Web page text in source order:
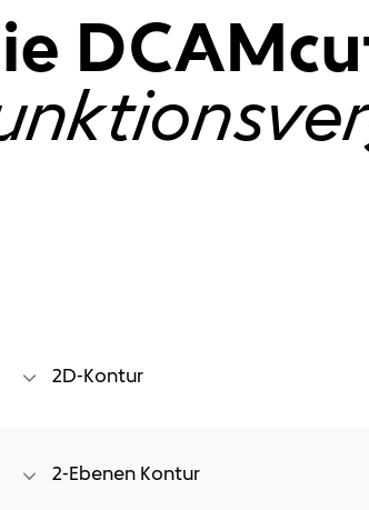
2D-Kontur
2-Ebenen Kontur